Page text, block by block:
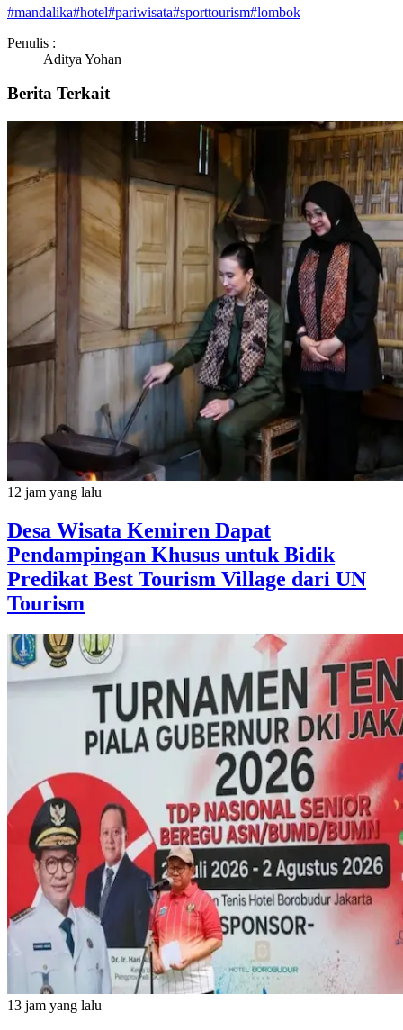
#mandalika#hotel#pariwisata#sporttourism#lombok
Penulis :
Aditya Yohan
Berita Terkait
12 jam yang lalu
Desa Wisata Kemiren Dapat
Pendampingan Khusus untuk Bidik
Predikat Best Tourism Village dari UN
Tourism
13 jam yang lalu